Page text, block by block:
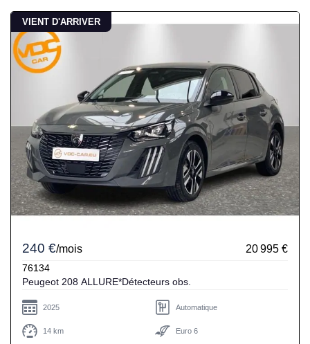
VIENT D'ARRIVER
240 €/mois 20 995 €
76134
Peugeot 208 ALLURE*Détecteurs obs.
2025 Automatique
14 km Euro 6